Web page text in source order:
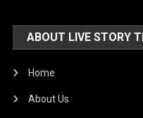
ABOUT LIVE STORY
Home
About Us